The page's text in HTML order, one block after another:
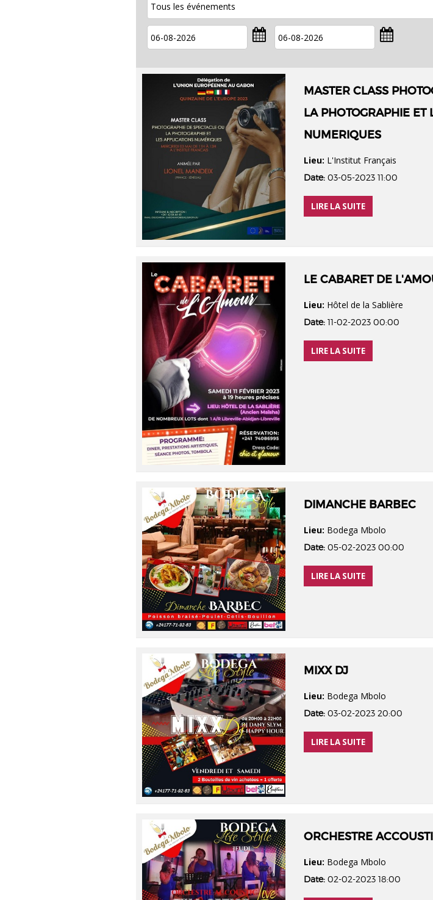
MASTER CLASS
LA PHOTOGRAPHIE ET
NUMERIQUES
Lieu: L'Institut Français
Date: 03-05-2023 11:00
LIRE LA SUITE
LE CABARET DE
Lieu: Hôtel de la Sablière
Date: 11-02-2023 00:00
LIRE LA SUITE
DIMANCHE BARBEC
Lieu: Bodega Mbolo
Date: 05-02-2023 00:00
LIRE LA SUITE
MIXX DJ
Lieu: Bodega Mbolo
Date: 03-02-2023 20:00
LIRE LA SUITE
ORCHESTRE
Lieu: Bodega Mbolo
Date: 02-02-2023 18:00